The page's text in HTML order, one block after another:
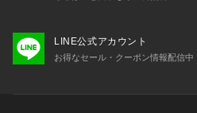
LINE公式アカウント
お得なセール・クーポン情報配信中